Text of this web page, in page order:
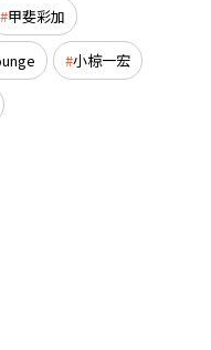
甲斐彩加
小椋一宏